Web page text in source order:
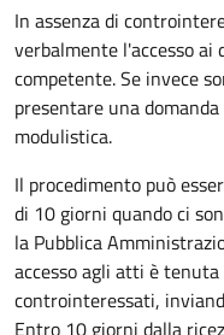
In assenza di
verbalmente l'accesso
competente. Se invece
presentare una
modulistica.
Il procedimento può
di 10 giorni quando ci
la Pubblica
accesso agli atti è
controinteressati,
Entro 10 giorni dalla